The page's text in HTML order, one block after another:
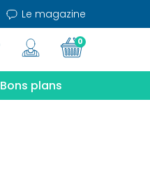
Le magazine
0
Bons plans